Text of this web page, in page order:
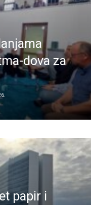
dova za
papir i